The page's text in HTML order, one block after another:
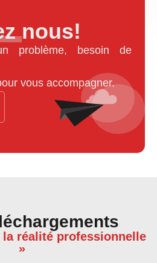
nous!
problème, besoin de
vous accompagner.
la réalité professionnelle
»